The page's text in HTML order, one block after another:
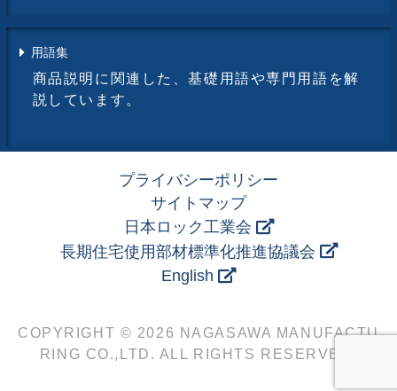
用語集
商品説明に関連した、基礎用語や専門用語を解
説しています。
プライバシーポリシー
サイトマップ
日本ロック工業会
長期住宅使用部材標準化推進協議会
English
COPYRIGHT © 2026 NAGASAWA MANUFACTU
RING CO.,LTD. ALL RIGHTS RESERVED.